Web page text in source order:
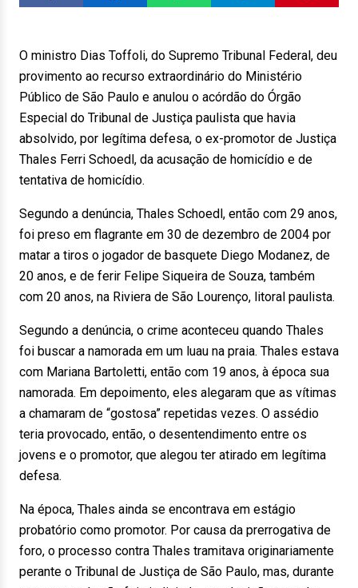
O ministro Dias Toffoli, do Supremo Tribunal Federal, deu
provimento ao recurso extraordinário do Ministério
Público de São Paulo e anulou o acórdão do Órgão
Especial do Tribunal de Justiça paulista que havia
absolvido, por legítima defesa, o ex-promotor de Justiça
Thales Ferri Schoedl, da acusação de homicídio e de
tentativa de homicídio.
Segundo a denúncia, Thales Schoedl, então com 29 anos,
foi preso em flagrante em 30 de dezembro de 2004 por
matar a tiros o jogador de basquete Diego Modanez, de
20 anos, e de ferir Felipe Siqueira de Souza, também
com 20 anos, na Riviera de São Lourenço, litoral paulista.
Segundo a denúncia, o crime aconteceu quando Thales
foi buscar a namorada em um luau na praia. Thales estava
com Mariana Bartoletti, então com 19 anos, à época sua
namorada. Em depoimento, eles alegaram que as vítimas
a chamaram de “gostosa” repetidas vezes. O assédio
teria provocado, então, o desentendimento entre os
jovens e o promotor, que alegou ter atirado em legítima
defesa.
Na época, Thales ainda se encontrava em estágio
probatório como promotor. Por causa da prerrogativa de
foro, o processo contra Thales tramitava originariamente
perante o Tribunal de Justiça de São Paulo, mas, durante